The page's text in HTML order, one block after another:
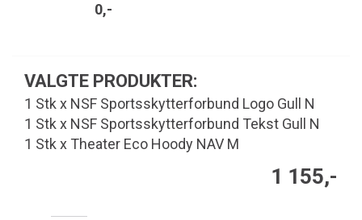
0,-
VALGTE PRODUKTER:
1 Stk x NSF Sportsskytterforbund Logo Gull N
1 Stk x NSF Sportsskytterforbund Tekst Gull N
1 Stk x Theater Eco Hoody NAV M
1 155,-